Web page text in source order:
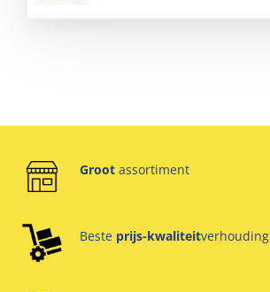
Groot assortiment
Beste prijs-kwaliteitverhouding